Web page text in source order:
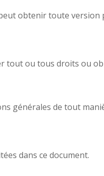
obtenir toute version
tout ou tous droits ou
générales de tout
dans ce document.